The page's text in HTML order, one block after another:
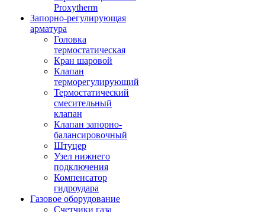
Proxytherm
Запорно-регулирующая
арматура
Головка
термостатическая
Кран шаровой
Клапан
терморегулирующий
Термостатический
смесительный
клапан
Клапан запорно-
балансировочный
Штуцер
Узел нижнего
подключения
Компенсатор
гидроудара
Газовое оборудование
Счетчики газа